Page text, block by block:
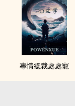
專情總裁處處寵